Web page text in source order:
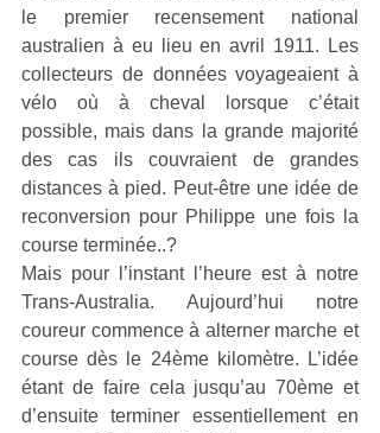
le premier recensement national
australien à eu lieu en avril 1911. Les
collecteurs de données voyageaient à
vélo où à cheval lorsque c’était
possible, mais dans la grande majorité
des cas ils couvraient de grandes
distances à pied. Peut-être une idée de
reconversion pour Philippe une fois la
course terminée..?
Mais pour l’instant l’heure est à notre
Trans-Australia. Aujourd’hui notre
coureur commence à alterner marche et
course dès le 24ème kilomètre. L’idée
étant de faire cela jusqu’au 70ème et
d’ensuite terminer essentiellement en